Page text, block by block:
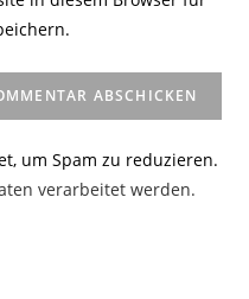
um Spam zu reduzieren.
verarbeitet werden.